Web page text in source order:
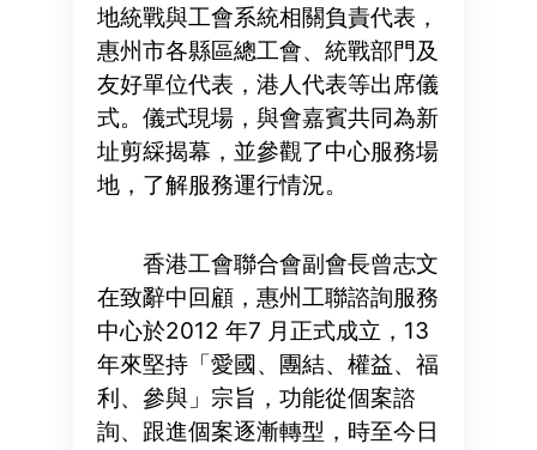
地統戰與工會系統相關負責代表，
惠州市各縣區總工會、統戰部門及
友好單位代表，港人代表等出席儀
式。儀式現場，與會嘉賓共同為新
址剪綵揭幕，並參觀了中心服務場
地，了解服務運行情況。
香港工會聯合會副會長曾志文
在致辭中回顧，惠州工聯諮詢服務
中心於2012 年7 月正式成立，13
年來堅持「愛國、團結、權益、福
利、參與」宗旨，功能從個案諮
詢、跟進個案逐漸轉型，時至今日